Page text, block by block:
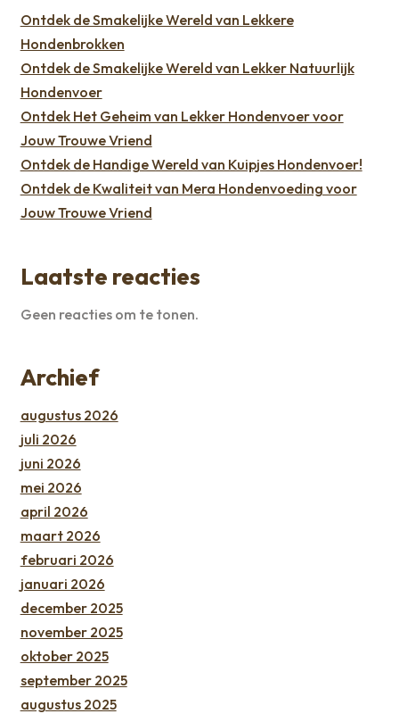
Ontdek de Smakelijke Wereld van Lekkere
Hondenbrokken
Ontdek de Smakelijke Wereld van Lekker Natuurlijk
Hondenvoer
Ontdek Het Geheim van Lekker Hondenvoer voor
Jouw Trouwe Vriend
Ontdek de Handige Wereld van Kuipjes Hondenvoer!
Ontdek de Kwaliteit van Mera Hondenvoeding voor
Jouw Trouwe Vriend
Laatste reacties
Geen reacties om te tonen.
Archief
augustus 2026
juli 2026
juni 2026
mei 2026
april 2026
maart 2026
februari 2026
januari 2026
december 2025
november 2025
oktober 2025
september 2025
augustus 2025